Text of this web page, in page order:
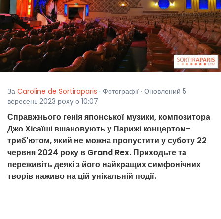
За Caroline de Sortiraparis · Фотографії · Оновлений 5
вересень 2023 рoxy о 10:07
Справжнього генія японської музики, композитора
Джо Хісаїші вшановують у Парижі концертом-
триб'ютом, який не можна пропустити у суботу 22
червня 2024 року в Grand Rex. Приходьте та
переживіть деякі з його найкращих симфонічних
творів наживо на цій унікальній події.